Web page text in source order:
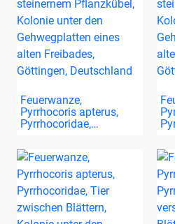
Feuerwanze,
Pyrrhocoris apterus,
Pyrrhocoridae,…